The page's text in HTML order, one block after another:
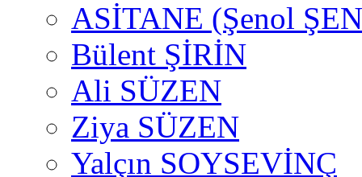
ASİTANE (Şenol
Bülent ŞİRİN
Ali SÜZEN
Ziya SÜZEN
Yalçın SOYSEVİNÇ